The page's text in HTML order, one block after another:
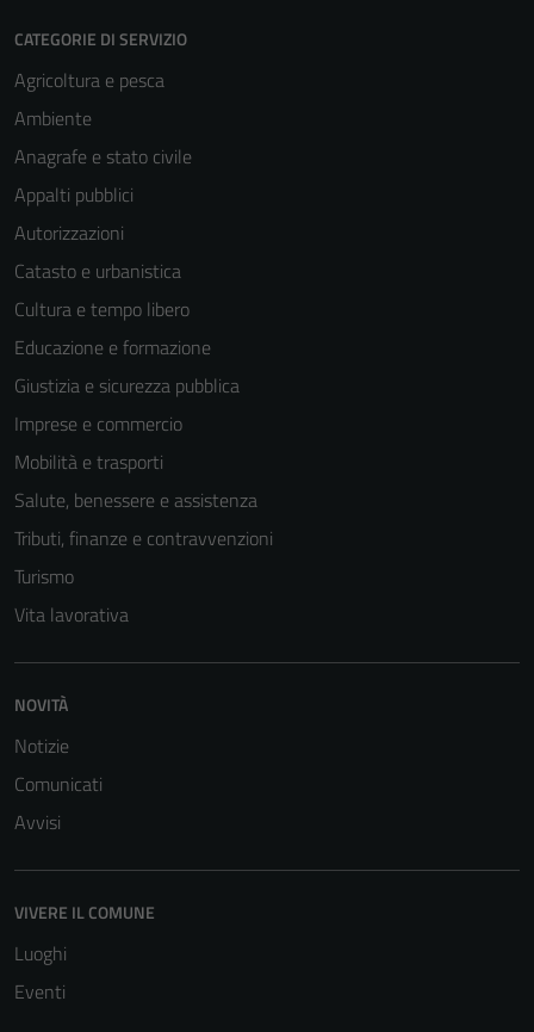
CATEGORIE DI SERVIZIO
Agricoltura e pesca
Ambiente
Anagrafe e stato civile
Appalti pubblici
Autorizzazioni
Catasto e urbanistica
Cultura e tempo libero
Educazione e formazione
Giustizia e sicurezza pubblica
Imprese e commercio
Mobilità e trasporti
Salute, benessere e assistenza
Tributi, finanze e contravvenzioni
Turismo
Vita lavorativa
NOVITÀ
Notizie
Comunicati
Avvisi
VIVERE IL COMUNE
Luoghi
Eventi
funzionamento